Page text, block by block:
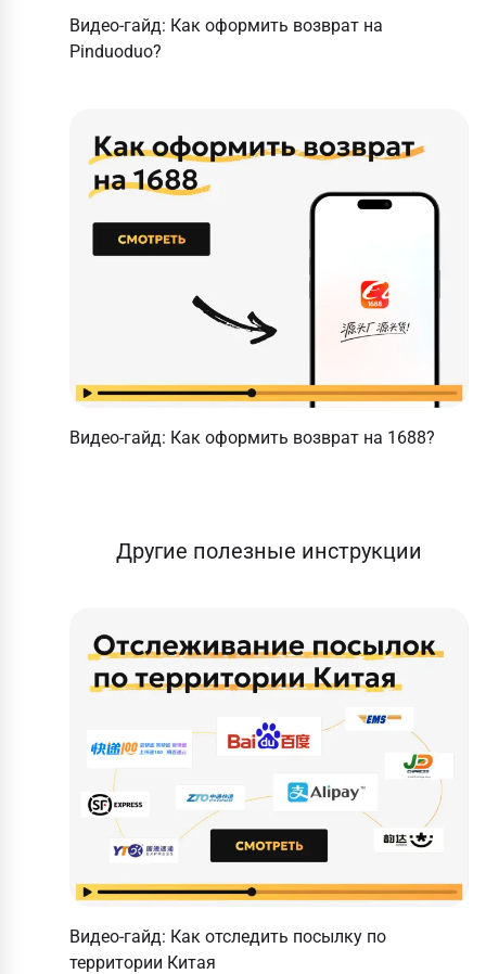
Видео-гайд: Как оформить возврат на
Pinduoduo?
Видео-гайд: Как оформить возврат на 1688?
Другие полезные инструкции
Видео-гайд: Как отследить посылку по
территории Китая